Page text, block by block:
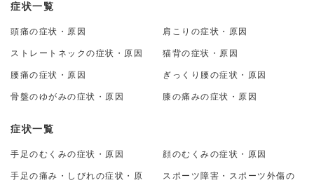
症状一覧
頭痛の症状・原因 肩こりの症状・原因
ストレートネックの症状・原因 猫背の症状・原因
腰痛の症状・原因 ぎっくり腰の症状・原因
骨盤のゆがみの症状・原因 膝の痛みの症状・原因
症状一覧
手足のむくみの症状・原因 顔のむくみの症状・原因
手足の痛み・しびれの症状・原
スポーツ障害・スポーツ外傷の